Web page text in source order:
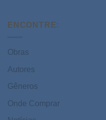
ENCONTRE:
Obras
Autores
Gêneros
Onde Comprar